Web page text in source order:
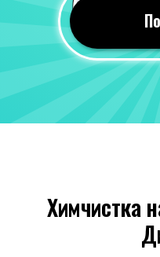
24 июля 2026
Все понравилось,
вещи. Качество
пятнами
Отзыв 2GIS
Всегда
ним хожу, вещи
вполне
Химчистка